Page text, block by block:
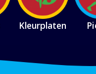
Kleurplaten